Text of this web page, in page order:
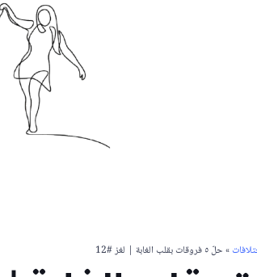
» حلّ ٥ فروقات بقلب الغابة | لغز #12